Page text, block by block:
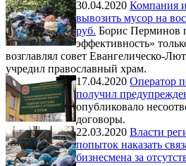
30.04.2020 Компания
вывозить мусор на
руб. Борис Перминов
эффективность»
возглавлял совет Евангелическо-
учредил православный храм.
17.04.2020 Оператор
получил
опубликовало
договоры.
22.03.2020 Власти
попыток наказать
бизнесмена за